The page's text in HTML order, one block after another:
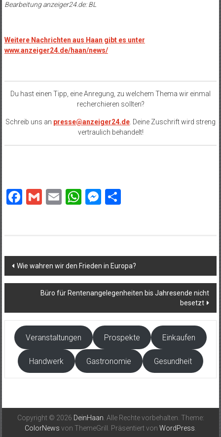
Bearbeitung anzeiger24.de: BL
Weitere Nachrichten aus Haan gibt es unter
www.anzeiger24.de/haan/news/
Du hast einen Tipp, eine Anregung, zu welchem Thema wir einmal
recherchieren sollten?
Schreib uns an presse@anzeiger24.de. Deine Zuschrift wird streng
vertraulich behandelt!
Facebook
GmailEmailWhatsApp
Messenger
Beitragsnavigation
Wie wahren wir den Frieden in Europa?
Büro für Rentenangelegenheiten bis Jahresende nicht
besetzt
Veranstaltungen Prospekte Einkaufen
Handwerk Gastronomie Gesundheit
Copyright © 2026 DeinHaan. Alle Rechte vorbehalten. Theme:
ColorNews von ThemeGrill. Präsentiert von WordPress.